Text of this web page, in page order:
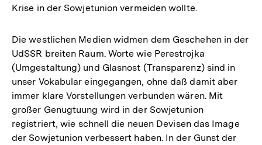
Krise in der Sowjetunion vermeiden wollte.
Die westlichen Medien widmen dem Geschehen in der
UdSSR breiten Raum. Worte wie Perestrojka
(Umgestaltung) und Glasnost (Transparenz) sind in
unser Vokabular eingegangen, ohne daß damit aber
immer klare Vorstellungen verbunden wären. Mit
großer Genugtuung wird in der Sowjetunion
registriert, wie schnell die neuen Devisen das Image
der Sowjetunion verbessert haben. In der Gunst der